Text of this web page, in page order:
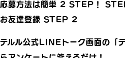
応募方法は簡単 2 STEP！
お友達登録 STEP 2
テルル公式LINEトーク画面の「